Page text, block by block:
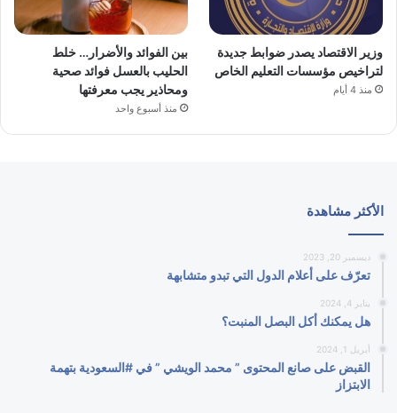
وزير الاقتصاد يصدر ضوابط جديدة
لتراخيص مؤسسات التعليم الخاص
منذ 4 أيام
بين الفوائد والأضرار… خلط
الحليب بالعسل فوائد صحية
ومحاذير يجب معرفتها
منذ أسبوع واحد
الأكثر مشاهدة
ديسمبر 20, 2023
تعرّف على أعلام الدول التي تبدو متشابهة
يناير 4, 2024
هل يمكنك أكل البصل المنبت؟
أبريل 1, 2024
القبض على صانع المحتوى ” محمد الويشي ” في #السعودية بتهمة
الابتزاز